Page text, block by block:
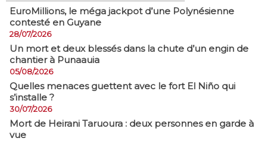
EuroMillions, ​le méga jackpot d’une Polynésienne
contesté en Guyane
28/07/2026
​Un mort et deux blessés dans la chute d’un engin de
chantier à Punaauia
05/08/2026
Quelles menaces guettent avec le fort El Niño qui
s’installe ?
30/07/2026
Mort de Heirani Taruoura : deux personnes en garde à
vue